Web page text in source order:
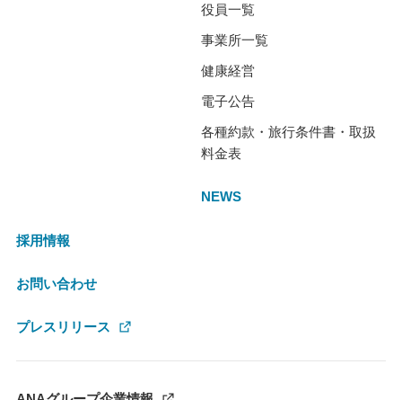
役員一覧
事業所一覧
健康経営
電子公告
各種約款・旅行条件書・取扱
料金表
NEWS
採用情報
お問い合わせ
プレスリリース